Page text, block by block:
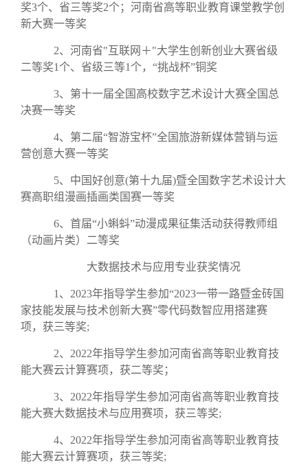
奖3个、省三等奖2个；河南省高等职业教育课堂教学创
新大赛一等奖
2、河南省"互联网＋"大学生创新创业大赛省级
二等奖1个、省级三等1个，“挑战杯”铜奖
3、第十一届全国高校数字艺术设计大赛全国总
决赛一等奖
4、第二届“智游宝杯”全国旅游新媒体营销与运
营创意大赛一等奖
5、中国好创意(第十九届)暨全国数字艺术设计大
赛高职组漫画插画类国赛一等奖
6、首届“小蝌蚪”动漫成果征集活动获得教师组
（动画片类）二等奖
大数据技术与应用专业获奖情况
1、2023年指导学生参加“2023一带一路暨金砖国
家技能发展与技术创新大赛”零代码数智应用搭建赛
项，获三等奖;
2、2022年指导学生参加河南省高等职业教育技
能大赛云计算赛项，获二等奖；
3、2022年指导学生参加河南省高等职业教育技
能大赛大数据技术与应用赛项，获三等奖;
4、2022年指导学生参加河南省高等职业教育技
能大赛云计算赛项，获三等奖;